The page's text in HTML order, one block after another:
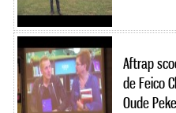
Aftrap
de Feico
Oude